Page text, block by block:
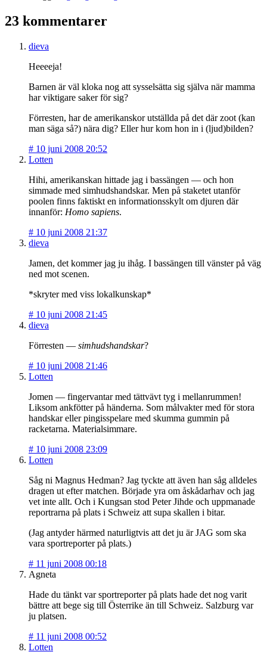
23 kommentarer
dieva
Heeeeja!
Barnen är väl kloka nog att sysselsätta sig själva när mamma
har viktigare saker för sig?
Förresten, har de amerikanskor utställda på det där zoot (kan
man säga så?) nära dig? Eller hur kom hon in i (ljud)bilden?
# 10 juni 2008 20:52
Lotten
Hihi, amerikanskan hittade jag i bassängen — och hon
simmade med simhudshandskar. Men på staketet utanför
poolen finns faktiskt en informationsskylt om djuren där
innanför: Homo sapiens.
# 10 juni 2008 21:37
dieva
Jamen, det kommer jag ju ihåg. I bassängen till vänster på väg
ned mot scenen.
*skryter med viss lokalkunskap*
# 10 juni 2008 21:45
dieva
Förresten — simhudshandskar?
# 10 juni 2008 21:46
Lotten
Jomen — fingervantar med tättvävt tyg i mellanrummen!
Liksom ankfötter på händerna. Som målvakter med för stora
handskar eller pingisspelare med skumma gummin på
racketarna. Materialsimmare.
# 10 juni 2008 23:09
Lotten
Såg ni Magnus Hedman? Jag tyckte att även han såg alldeles
dragen ut efter matchen. Började yra om åskådarhav och jag
vet inte allt. Och i Kungsan stod Peter Jihde och uppmanade
reportrarna på plats i Schweiz att supa skallen i bitar.
(Jag antyder härmed naturligtvis att det ju är JAG som ska
vara sportreporter på plats.)
# 11 juni 2008 00:18
Agneta
Hade du tänkt var sportreporter på plats hade det nog varit
bättre att bege sig till Österrike än till Schweiz. Salzburg var
ju platsen.
# 11 juni 2008 00:52
Lotten